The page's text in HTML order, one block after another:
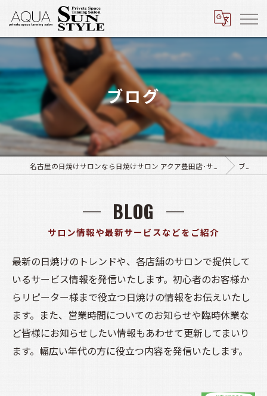
ブログ
ブログ
BLOG
サロン情報や最新サービスなどをご紹介
最新の日焼けのトレンドや、各店舗のサロンで提供して
いるサービス情報を発信いたします。初心者のお客様か
らリピーター様まで役立つ日焼けの情報をお伝えいたし
ます。また、営業時間についてのお知らせや臨時休業な
ど皆様にお知らせしたい情報もあわせて更新してまいり
ます。幅広い年代の方に役立つ内容を発信いたします。